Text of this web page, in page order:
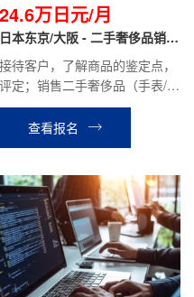
24.6万日元/月
日本东京/大阪 - 二手奢侈品销售
翻译 正社员
接待客户，了解商品的鉴定点，
评定；销售二手奢侈品（手表/服
装/包/宝石/首饰等）；运用
Instagram·TikTok进行SNS宣
传；商品库存管理等工作。
查看报名